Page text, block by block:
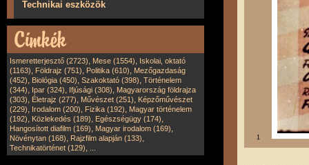
Technikai eszközök
Ismeretterjesztő (2723), Mese (1554), Iskolai, oktató
(1163), Földrajz (751), Politika (610), Mezőgazdaság
(452), Biológia (450), Szakoktató (398), Történelem
(344), Ipar (324), Ifjúsági (308), Magyarország földrajza
(303), Életrajz (277), Művészet (251), Képzőművészet
(229), Irodalom (200), Fizika (192), Magyar történelem
(192), Közlekedés (189), Egészségügy (174),
Hangosított diafilm (169), Magyar irodalom (169),
Növénytan (168), Rajzfilm alapján (133),
Technikatörténet (129),
1